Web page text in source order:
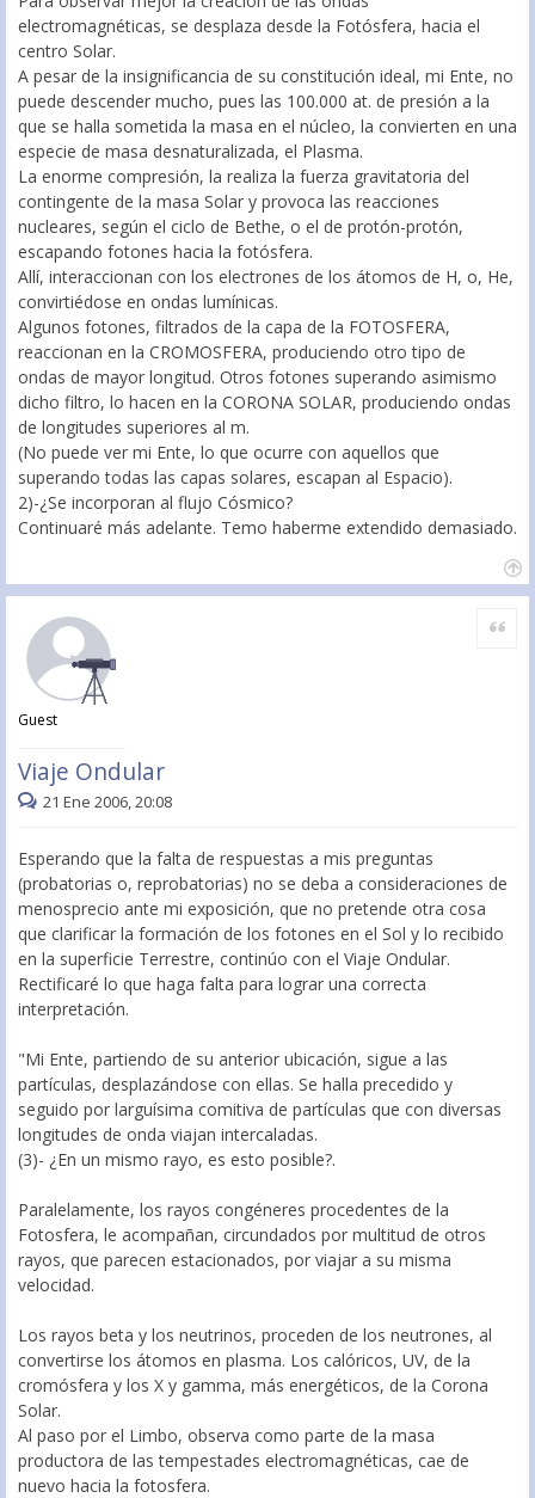
electromagnéticas, se desplaza desde la Fotósfera, hacia el
centro Solar.
A pesar de la insignificancia de su constitución ideal, mi Ente, no
puede descender mucho, pues las 100.000 at. de presión a la
que se halla sometida la masa en el núcleo, la convierten en una
especie de masa desnaturalizada, el Plasma.
La enorme compresión, la realiza la fuerza gravitatoria del
contingente de la masa Solar y provoca las reacciones
nucleares, según el ciclo de Bethe, o el de protón-protón,
escapando fotones hacia la fotósfera.
Allí, interaccionan con los electrones de los átomos de H, o, He,
convirtiédose en ondas lumínicas.
Algunos fotones, filtrados de la capa de la FOTOSFERA,
reaccionan en la CROMOSFERA, produciendo otro tipo de
ondas de mayor longitud. Otros fotones superando asimismo
dicho filtro, lo hacen en la CORONA SOLAR, produciendo ondas
de longitudes superiores al m.
(No puede ver mi Ente, lo que ocurre con aquellos que
superando todas las capas solares, escapan al Espacio).
2)-¿Se incorporan al flujo Cósmico?
Continuaré más adelante. Temo haberme extendido demasiado.
Guest
Viaje Ondular
Citar
21 Ene 2006, 20:08
Esperando que la falta de respuestas a mis preguntas
(probatorias o, reprobatorias) no se deba a consideraciones de
menosprecio ante mi exposición, que no pretende otra cosa
que clarificar la formación de los fotones en el Sol y lo recibido
en la superficie Terrestre, continúo con el Viaje Ondular.
Rectificaré lo que haga falta para lograr una correcta
interpretación.
"Mi Ente, partiendo de su anterior ubicación, sigue a las
partículas, desplazándose con ellas. Se halla precedido y
seguido por larguísima comitiva de partículas que con diversas
longitudes de onda viajan intercaladas.
(3)- ¿En un mismo rayo, es esto posible?.
Paralelamente, los rayos congéneres procedentes de la
Fotosfera, le acompañan, circundados por multitud de otros
rayos, que parecen estacionados, por viajar a su misma
velocidad.
Los rayos beta y los neutrinos, proceden de los neutrones, al
convertirse los átomos en plasma. Los calóricos, UV, de la
cromósfera y los X y gamma, más energéticos, de la Corona
Solar.
Al paso por el Limbo, observa como parte de la masa
productora de las tempestades electromagnéticas, cae de
nuevo hacia la fotosfera.